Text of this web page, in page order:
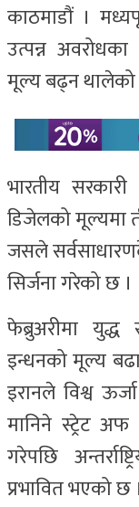
काठमाडौं ।
उत्पन्न
मूल्य बढ्न थालेको
भारतीय
डिजेलको मूल्यमा
जसले
सिर्जना गरेको छ ।
फेब्रुअरीमा
इन्धनको मूल्य
इरानले विश्व
मानिने स्ट्रेट अफ
गरेपछि
प्रभावित भएको छ ।